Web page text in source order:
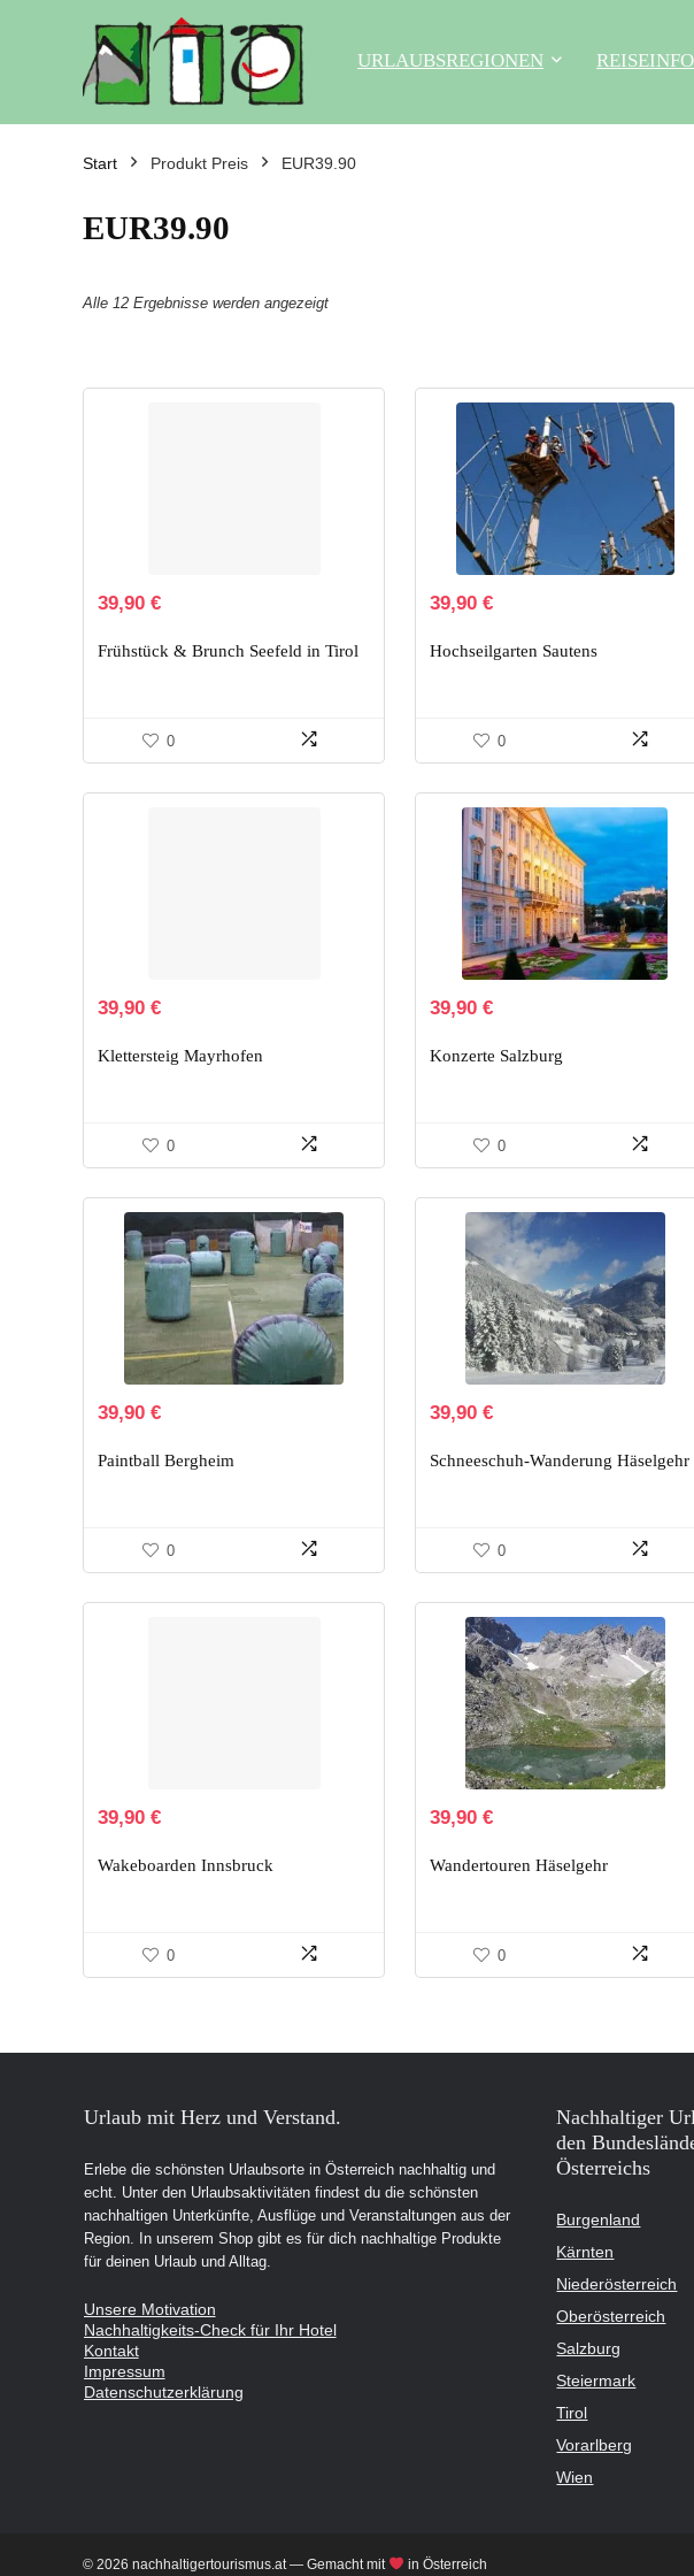
URLAUBSREGIONEN
Start Produkt Preis EUR39.90
EUR39.90
Alle 12 Ergebnisse werden angezeigt
39,90€
Frühstück & Brunch Seefeld in Tirol
0
39,90 €
Hochseilgarten Sautens
0
39,90€
Klettersteig Mayrhofen
0
39,90 €
Konzerte Salzburg
0
39,90€
Paintball Bergheim
0
39,90 €
Schneeschuh-Wanderung Häselgehr
0
39,90€
Wakeboarden Innsbruck
0
39,90 €
Wandertouren Häselgehr
0
Urlaub mit Herz und Verstand.
Erlebe die schönsten Urlaubsorte in Österreich nachhaltig und
echt. Unter den Urlaubsaktivitäten findest du die schönsten
nachhaltigen Unterkünfte, Ausflüge und Veranstaltungen aus der
Region. In unserem Shop gibt es für dich nachhaltige Produkte
für deinen Urlaub und Alltag.
Unsere Motivation
Nachhaltigkeits-Check für Ihr Hotel
Kontakt
Impressum
Datenschutzerklärung
Nachhaltiger
den
Österreichs
Burgenland
Kärnten
Niederösterreich
Oberösterreich
Salzburg
Steiermark
Tirol
Vorarlberg
Wien
© 2026 nachhaltigertourismus.at — Gemacht mit in Österreich